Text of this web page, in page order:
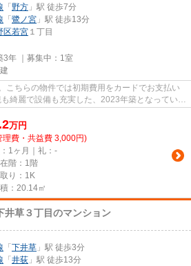
「 野方 」駅 徒歩7分
「 鷺ノ宮 」駅 徒歩13分
区若宮 １丁目
年 ｜募集中： 1室
こちらの物件では初期費用をカードでお支払い
綺麗で設備も充実した、2023年築となっていま
万円
理費・共益費 3,000円)
1ヶ月｜礼：-
階：1階
り：1K
：20.14㎡
井草３丁目のマンション
「 下井草 」駅 徒歩3分
「 井荻 」駅 徒歩13分